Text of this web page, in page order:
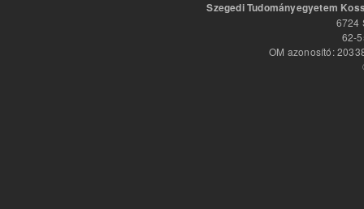
Szegedi Tudományegyetem
6724
62-
OM azonosító: